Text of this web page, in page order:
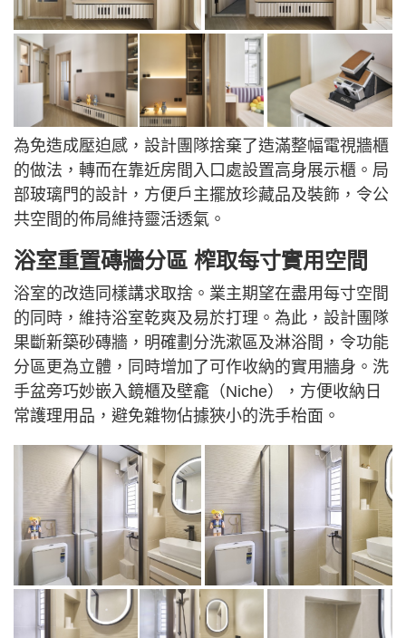
為免造成壓迫感，設計團隊捨棄了造滿整幅電視牆櫃
的做法，轉而在靠近房間入口處設置高身展示櫃。局
部玻璃門的設計，方便戶主擺放珍藏品及裝飾，令公
共空間的佈局維持靈活透氣。
浴室重置磚牆分區 榨取每寸實用空間
浴室的改造同樣講求取捨。業主期望在盡用每寸空間
的同時，維持浴室乾爽及易於打理。為此，設計團隊
果斷新築砂磚牆，明確劃分洗漱區及淋浴間，令功能
分區更為立體，同時增加了可作收納的實用牆身。洗
手盆旁巧妙嵌入鏡櫃及壁龕（Niche），方便收納日
常護理用品，避免雜物佔據狹小的洗手枱面。